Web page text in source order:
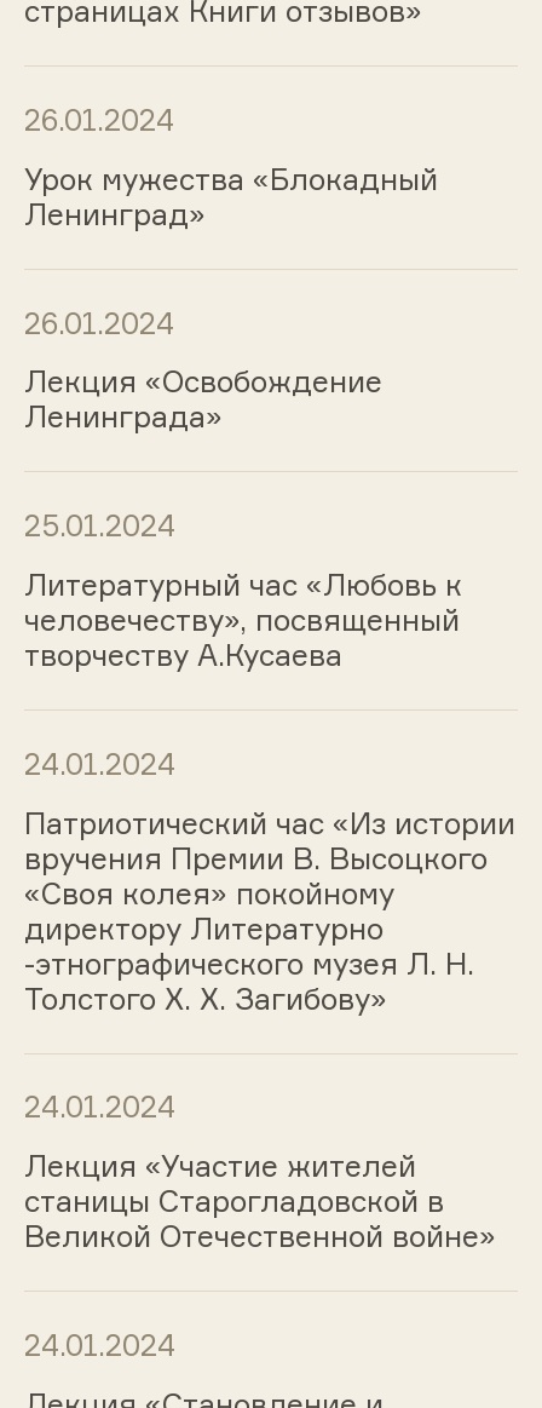
страницах Книги отзывов»
26.01.2024
Урок мужества «Блокадный
Ленинград»
26.01.2024
Лекция «Освобождение
Ленинграда»
25.01.2024
Литературный час «Любовь к
человечеству», посвященный
творчеству А.Кусаева
24.01.2024
Патриотический час «Из истории
вручения Премии В. Высоцкого
«Своя колея» покойному
директору Литературно
-этнографического музея Л. Н.
Толстого Х. Х. Загибову»
24.01.2024
Лекция «Участие жителей
станицы Старогладовской в
Великой Отечественной войне»
24.01.2024